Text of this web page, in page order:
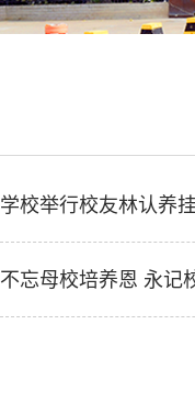
学校举行校友林认养
不忘母校培养恩 永